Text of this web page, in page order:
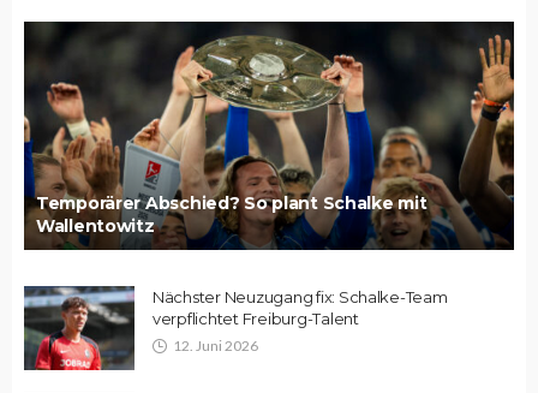
Temporärer Abschied? So plant Schalke mit
Wallentowitz
Nächster Neuzugang fix: Schalke-Team
verpflichtet Freiburg-Talent
12. Juni 2026